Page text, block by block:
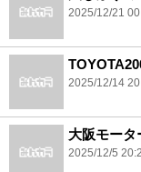
2025/12/21
2025/12/14
大阪モータ
2025/12/5